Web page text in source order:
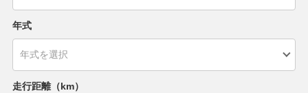
年式
走行距離（km）